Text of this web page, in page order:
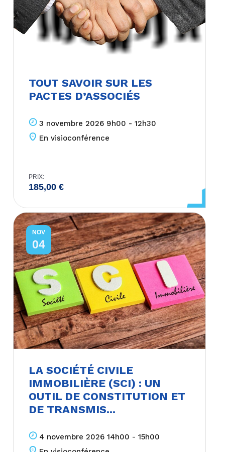
TOUT SAVOIR SUR LES
PACTES D’ASSOCIÉS
3 novembre 2026 9h00 - 12h30
En visioconférence
PRIX:
185,00€
NOV
04
LA SOCIÉTÉ CIVILE
IMMOBILIÈRE (SCI) : UN
OUTIL DE CONSTITUTION ET
DE TRANSMIS...
4 novembre 2026 14h00 - 15h00